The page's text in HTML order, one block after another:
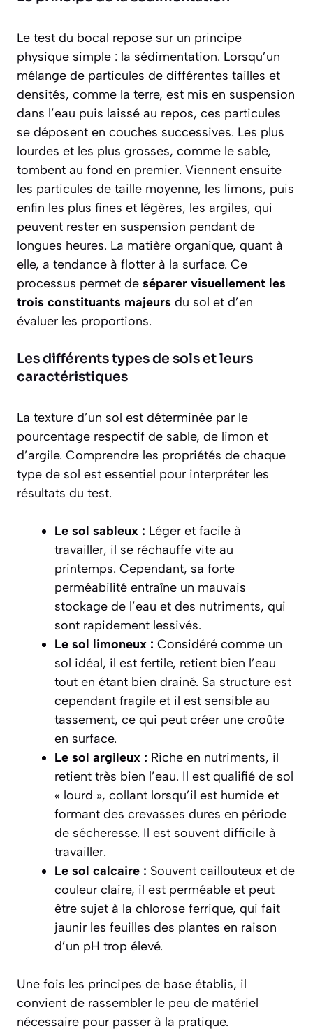
Le test du bocal repose sur un principe
physique simple : la sédimentation. Lorsqu’un
mélange de particules de différentes tailles et
densités, comme la terre, est mis en suspension
dans l’eau puis laissé au repos, ces particules
se déposent en couches successives. Les plus
lourdes et les plus grosses, comme le sable,
tombent au fond en premier. Viennent ensuite
les particules de taille moyenne, les limons, puis
enfin les plus fines et légères, les argiles, qui
peuvent rester en suspension pendant de
longues heures. La matière organique, quant à
elle, a tendance à flotter à la surface. Ce
processus permet de séparer visuellement les
trois constituants majeurs du sol et d’en
évaluer les proportions.
Les différents types de sols et leurs
caractéristiques
La texture d’un sol est déterminée par le
pourcentage respectif de sable, de limon et
d’argile. Comprendre les propriétés de chaque
type de sol est essentiel pour interpréter les
résultats du test.
Le sol sableux : Léger et facile à
travailler, il se réchauffe vite au
printemps. Cependant, sa forte
perméabilité entraîne un mauvais
stockage de l’eau et des nutriments, qui
sont rapidement lessivés.
Le sol limoneux : Considéré comme un
sol idéal, il est fertile, retient bien l’eau
tout en étant bien drainé. Sa structure est
cependant fragile et il est sensible au
tassement, ce qui peut créer une croûte
en surface.
Le sol argileux : Riche en nutriments, il
retient très bien l’eau. Il est qualifié de sol
« lourd », collant lorsqu’il est humide et
formant des crevasses dures en période
de sécheresse. Il est souvent difficile à
travailler.
Le sol calcaire : Souvent caillouteux et de
couleur claire, il est perméable et peut
être sujet à la chlorose ferrique, qui fait
jaunir les feuilles des plantes en raison
d’un pH trop élevé.
Une fois les principes de base établis, il
convient de rassembler le peu de matériel
nécessaire pour passer à la pratique.